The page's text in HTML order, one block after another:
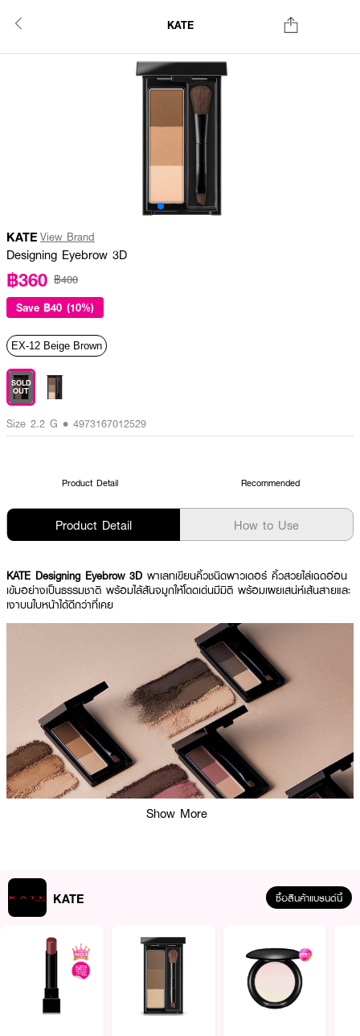
KATE
KATE View Brand
Designing Eyebrow 3D
฿360 ฿400
Save ฿40 (10%)
EX-12 Beige Brown
SOLD
OUT
Size 2.2 G • 4973167012529
Product Detail Recommended
Product Detail How to Use
KATE Designing Eyebrow 3D พาเลทเขียนคิ้วชนิดพาวเดอร์ คิ้วสวยไล่เฉดอ่อน
เข้มอย่างเป็นธรรมชาติ พร้อมไล้สันจมูกให้โดดเด่นมีมิติ พร้อมเผยเสน่ห์เส้นสายและ
เงาบนใบหน้าได้ดีกว่าที่เคย
ผลลัพธ์ที่ได้ :
KATE Designing Eyebrow 3D0พาเลทเขียนคิ้วชนิดพาวเดอร์ใหม่ คิ้วสวยไล่เฉด
Show More
KATE ซื้อสินค้าแบรนด์นี้